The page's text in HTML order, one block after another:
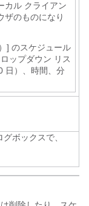
カル クライアン
ザのものになり
] のスケジュール
ップダウン リス
日）、時間、分
グボックスで、